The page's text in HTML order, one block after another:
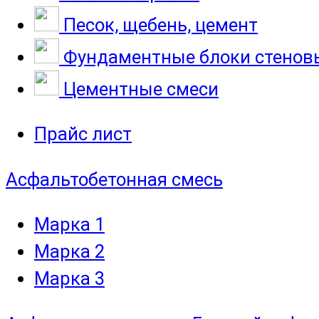
Песок, щебень, цемент
Фундаментные блоки
Цементные смеси
Прайс лист
Асфальтобетонная смесь
Марка 1
Марка 2
Марка 3